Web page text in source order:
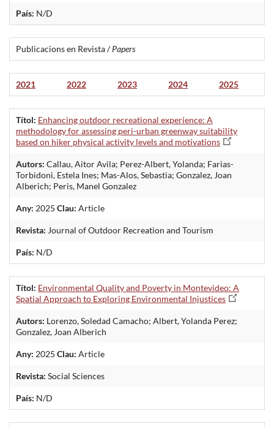
País: N/D
Publicacions en Revista /Papers
2021 2022 2023 2024 2025
Títol: Enhancing outdoor recreational experience: A
methodology for assessing peri-urban greenway suitability
based on hiker physical activity levels and motivations
Autors: Callau, Aitor Avila; Perez-Albert, Yolanda; Farias-
Torbidoni, Estela Ines; Mas-Alos, Sebastia; Gonzalez, Joan
Alberich; Peris, Manel Gonzalez
Any: 2025 Clau: Article
Revista: Journal of Outdoor Recreation and Tourism
País: N/D
Títol: Environmental Quality and Poverty in Montevideo: A
Spatial Approach to Exploring Environmental Injustices
Autors: Lorenzo, Soledad Camacho; Albert, Yolanda Perez;
Gonzalez, Joan Alberich
Any: 2025 Clau: Article
Revista: Social Sciences
País: N/D